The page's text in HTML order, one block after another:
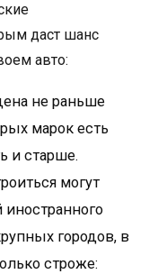
даст шанс
авто:
не раньше
марок есть
и старше.
могут
городов, в
строже: